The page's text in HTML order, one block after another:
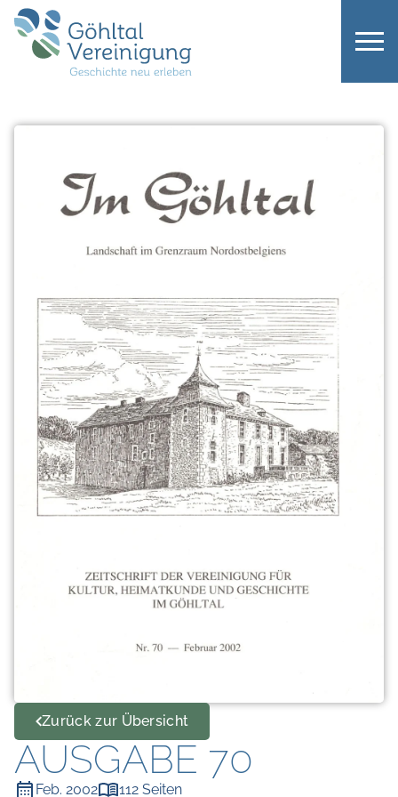
Zurück zur Übersicht
AUSGABE 70
Feb. 2002 112 Seiten